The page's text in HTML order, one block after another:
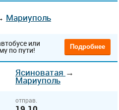
Мариуполь
или
по пути! Подробнее
Ясиноватая →
Мариуполь
отправ.